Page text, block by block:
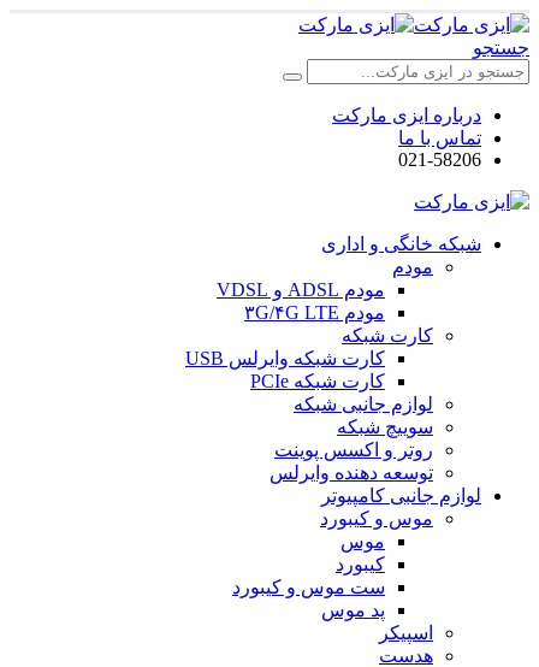
جستجو
درباره ایزی مارکت
تماس با ما
021-58206
شبکه خانگی و اداری
مودم
مودم ADSL و VDSL
مودم ۳G/۴G LTE
کارت شبکه
کارت شبکه وایرلس USB
کارت شبکه PCIe
لوازم جانبی شبکه
سوییچ شبکه
روتر و اکسس پوینت
توسعه دهنده وایرلس
لوازم جانبی کامپیوتر
موس و کیبورد
موس
کیبورد
ست موس و کیبورد
پد موس
اسپیکر
هدست